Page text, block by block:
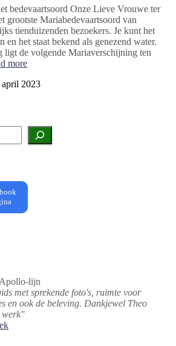
bedevaartsoord Onze Lieve Vrouwe ter
grootste Mariabedevaartsoord van
tienduizenden bezoekers. Je kunt het
en het staat bekend als genezend water.
ligt de volgende Mariaverschijning ten
more
april 2023
met sprekende foto's, ruimte voor
en ook de beleving. Dankjewel Theo
werk"